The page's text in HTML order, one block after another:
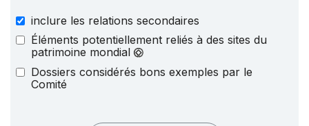
inclure les relations secondaires
Éléments potentiellement reliés à des sites du
patrimoine mondial
Dossiers considérés bons exemples par le
Comité